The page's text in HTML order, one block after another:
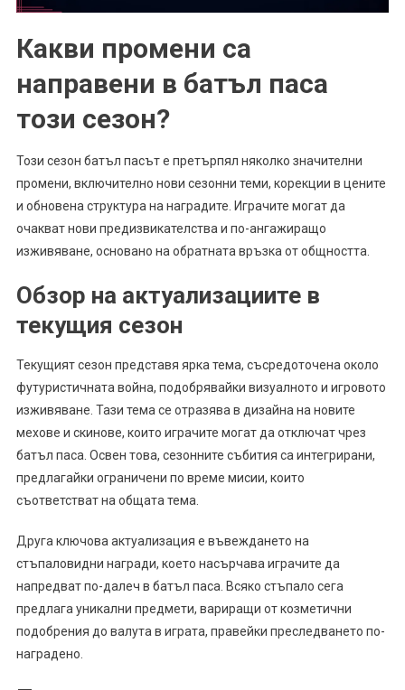
Какви промени са
направени в батъл паса
този сезон?
Този сезон батъл пасът е претърпял няколко значителни
промени, включително нови сезонни теми, корекции в цените
и обновена структура на наградите. Играчите могат да
очакват нови предизвикателства и по-ангажиращо
изживяване, основано на обратната връзка от общността.
Обзор на актуализациите в
текущия сезон
Текущият сезон представя ярка тема, съсредоточена около
футуристичната война, подобрявайки визуалното и игровото
изживяване. Тази тема се отразява в дизайна на новите
мехове и скинове, които играчите могат да отключат чрез
батъл паса. Освен това, сезонните събития са интегрирани,
предлагайки ограничени по време мисии, които
съответстват на общата тема.
Друга ключова актуализация е въвеждането на
стъпаловидни награди, което насърчава играчите да
напредват по-далеч в батъл паса. Всяко стъпало сега
предлага уникални предмети, вариращи от козметични
подобрения до валута в играта, правейки преследването по-
наградено.